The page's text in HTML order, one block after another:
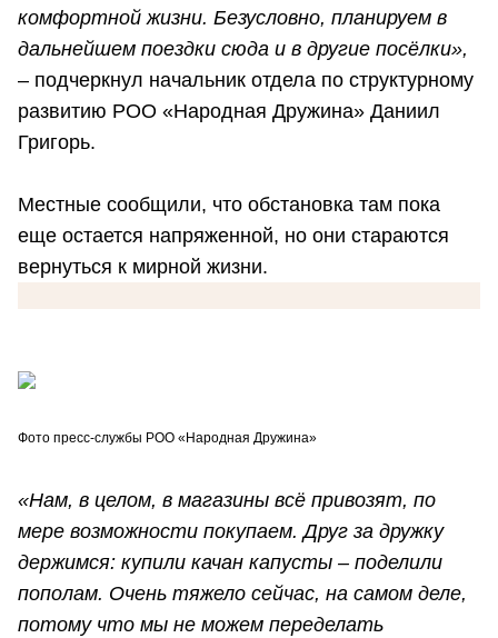
комфортной жизни. Безусловно, планируем в
дальнейшем поездки сюда и в другие посёлки»,
– подчеркнул начальник отдела по структурному
развитию РОО «Народная Дружина» Даниил
Григорь.
Местные сообщили, что обстановка там пока
еще остается напряженной, но они стараются
вернуться к мирной жизни.
Фото пресс-службы РОО «Народная Дружина»
«Нам, в целом, в магазины всё привозят, по
мере возможности покупаем. Друг за дружку
держимся: купили качан капусты – поделили
пополам. Очень тяжело сейчас, на самом деле,
потому что мы не можем переделать